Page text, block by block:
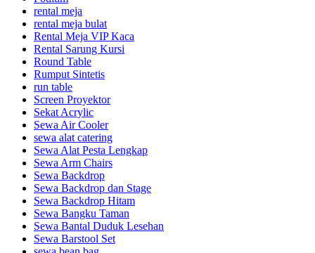
rental meja
rental meja bulat
Rental Meja VIP Kaca
Rental Sarung Kursi
Round Table
Rumput Sintetis
run table
Screen Proyektor
Sekat Acrylic
Sewa Air Cooler
sewa alat catering
Sewa Alat Pesta Lengkap
Sewa Arm Chairs
Sewa Backdrop
Sewa Backdrop dan Stage
Sewa Backdrop Hitam
Sewa Bangku Taman
Sewa Bantal Duduk Lesehan
Sewa Barstool Set